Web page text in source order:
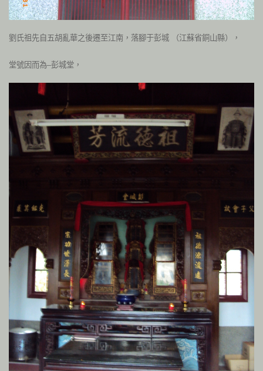
劉氏祖先自五胡亂華之後遷至江南，落腳于彭城 （江蘇省銅山縣），
堂號因而為–彭城堂，